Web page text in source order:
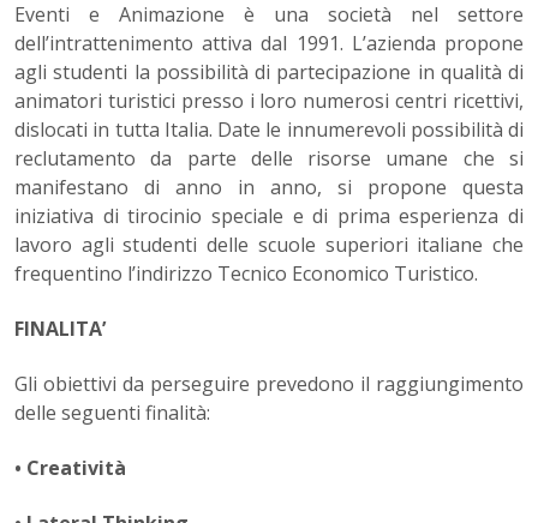
Eventi e Animazione è una società nel settore
dell’intrattenimento attiva dal 1991. L’azienda propone
agli studenti la possibilità di partecipazione in qualità di
animatori turistici presso i loro numerosi centri ricettivi,
dislocati in tutta Italia. Date le innumerevoli possibilità di
reclutamento da parte delle risorse umane che si
manifestano di anno in anno, si propone questa
iniziativa di tirocinio speciale e di prima esperienza di
lavoro agli studenti delle scuole superiori italiane che
frequentino l’indirizzo Tecnico Economico Turistico.
FINALITA’
Gli obiettivi da perseguire prevedono il raggiungimento
delle seguenti finalità:
• Creatività